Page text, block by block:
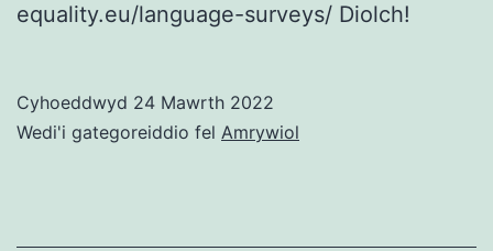
equality.eu/language-surveys/ Diolch!
Cyhoeddwyd 24 Mawrth 2022
Wedi'i gategoreiddio fel Amrywiol